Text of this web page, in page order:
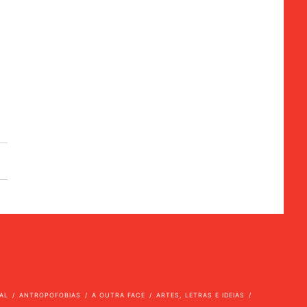
ANTROPOFOBIAS A OUTRA FACE ARTES, LETRAS E IDEIAS